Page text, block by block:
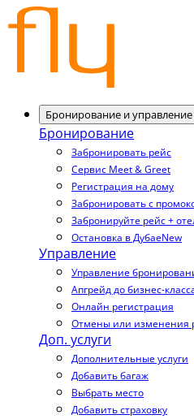
Бронирование и управление
Бронирование
Забронировать рейс
Сервис Meet & Greet
Регистрация на дому
Забронировать с
Забронируйте рейс +
Остановка в ДубаеNew
Управление
Управление
Апгрейд до бизнес-
Онлайн регистрация
Отмены или изменения
Доп. услуги
Дополнительные услуги
Добавить багаж
Выбрать место
Добавить страховку